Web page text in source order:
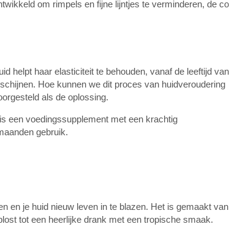
om rimpels en fijne lijntjes te verminderen, de
helpt haar elasticiteit te behouden, vanaf de leeftijd
Hoe kunnen we dit proces van huidveroudering
als de oplossing.
een voedingssupplement met een krachtig
gebruik.
en je huid nieuw leven in te blazen. Het is gemaakt van
tot een heerlijke drank met een tropische smaak.